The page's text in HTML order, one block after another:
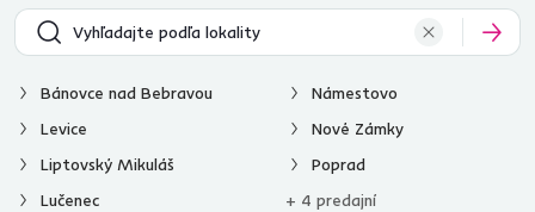
Bánovce nad Bebravou
Levice
Liptovský Mikuláš
Lučenec
Námestovo
Nové Zámky
Poprad
+ 4 predajní